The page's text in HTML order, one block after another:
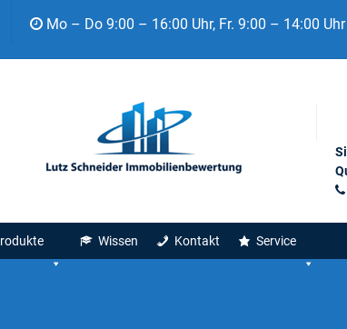
Mo – Do 9:00 – 16:00 Uhr, Fr. 9:00 – 14:00 Uhr
Wissen Kontakt Service